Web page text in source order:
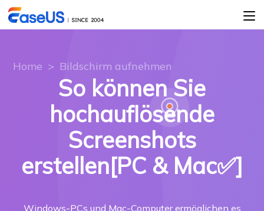
Home > Bildschirm aufnehmen
So können Sie
hochauflösende
Screenshots
erstellen[PC & Mac✅]
Windows-PCs und Mac-Computer ermöglichen es